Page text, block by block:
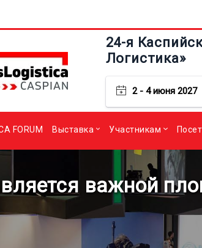
24-я
Логистика»
2 - 4 июня 2027
FORUM Выставка Участникам
важной